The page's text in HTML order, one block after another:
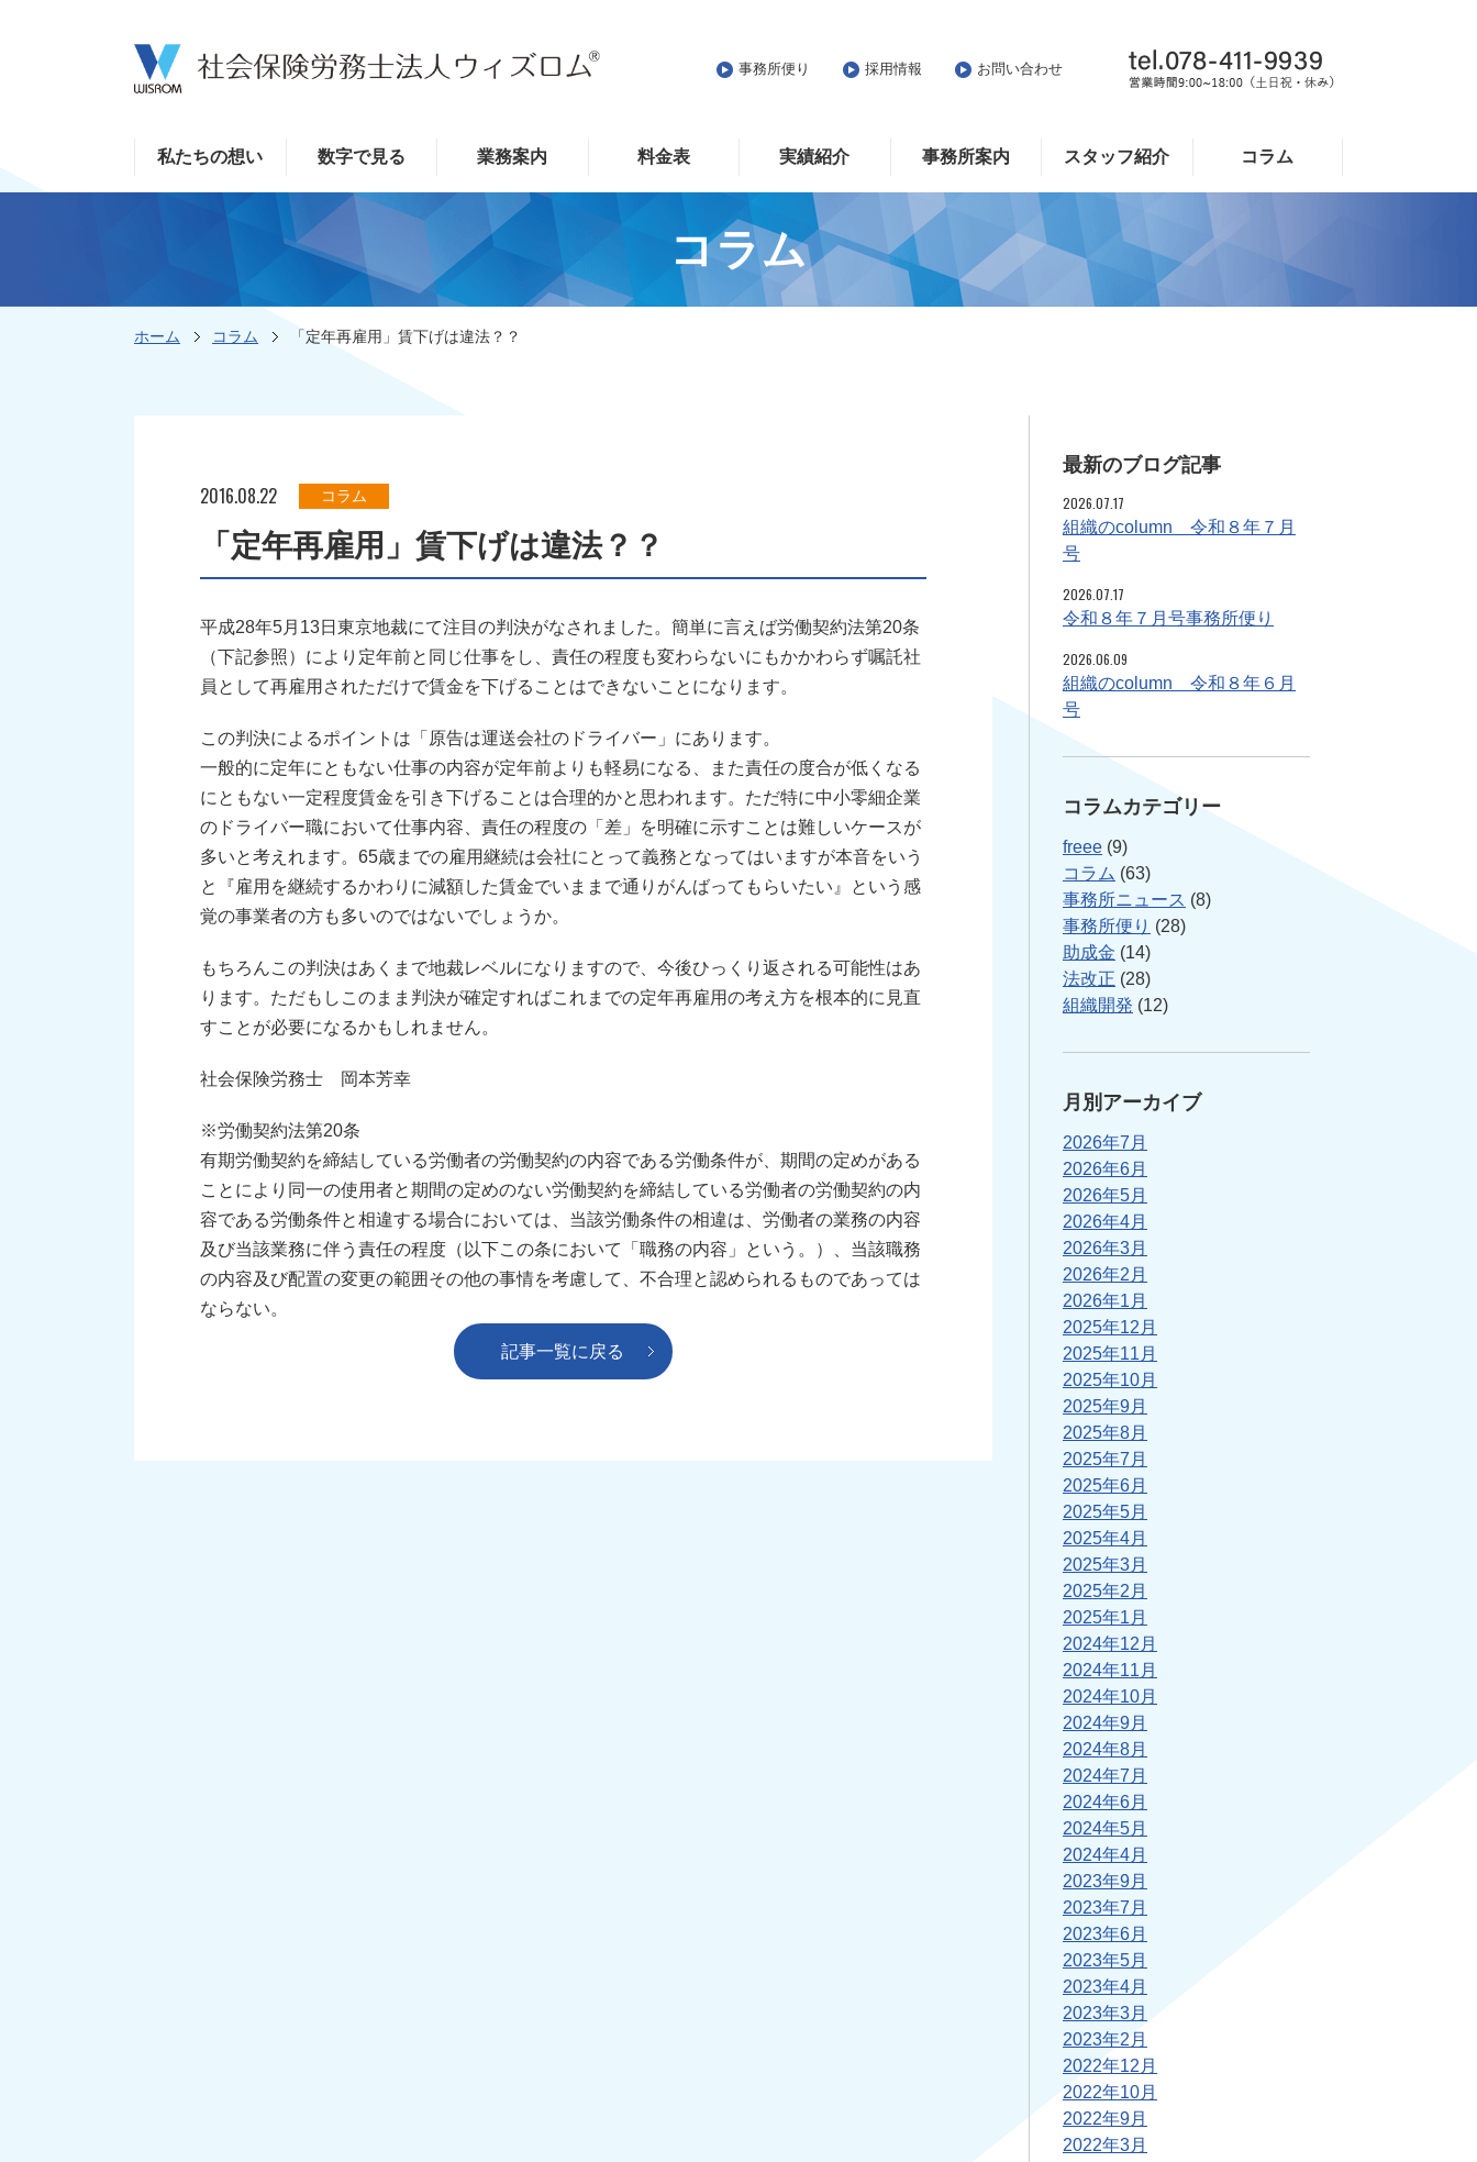
事務所便り 採用情報 お問い合わせ
私たちの想い 数字で見る 業務案内 料金表 実績紹介 事務所案内 スタッフ紹介 コラム
コラム
ホーム コラム 「定年再雇用」賃下げは違法？？
2016.08.22 コラム
「定年再雇用」賃下げは違法？？
平成28年5月13日東京地裁にて注目の判決がなされました。簡単に言えば労働契約法第20条
（下記参照）により定年前と同じ仕事をし、責任の程度も変わらないにもかかわらず嘱託社
員として再雇用されただけで賃金を下げることはできないことになります。
この判決によるポイントは「原告は運送会社のドライバー」にあります。
一般的に定年にともない仕事の内容が定年前よりも軽易になる、また責任の度合が低くなる
にともない一定程度賃金を引き下げることは合理的かと思われます。ただ特に中小零細企業
のドライバー職において仕事内容、責任の程度の「差」を明確に示すことは難しいケースが
多いと考えれます。65歳までの雇用継続は会社にとって義務となってはいますが本音をいう
と『雇用を継続するかわりに減額した賃金でいままで通りがんばってもらいたい』という感
覚の事業者の方も多いのではないでしょうか。
もちろんこの判決はあくまで地裁レベルになりますので、今後ひっくり返される可能性はあ
ります。ただもしこのまま判決が確定すればこれまでの定年再雇用の考え方を根本的に見直
すことが必要になるかもしれません。
社会保険労務士 岡本芳幸
※労働契約法第20条
有期労働契約を締結している労働者の労働契約の内容である労働条件が、期間の定めがある
ことにより同一の使用者と期間の定めのない労働契約を締結している労働者の労働契約の内
容である労働条件と相違する場合においては、当該労働条件の相違は、労働者の業務の内容
及び当該業務に伴う責任の程度（以下この条において「職務の内容」という。）、当該職務
の内容及び配置の変更の範囲その他の事情を考慮して、不合理と認められるものであっては
ならない。
記事一覧に戻る
最新のブログ記事
2026.07.17
組織のcolumn 令和８年７月
号
2026.07.17
令和８年７月号事務所便り
2026.06.09
組織のcolumn 令和８年６月
号
コラムカテゴリー
freee (9)
コラム (63)
事務所ニュース (8)
事務所便り (28)
助成金 (14)
法改正 (28)
組織開発 (12)
月別アーカイブ
2026年7月
2026年6月
2026年5月
2026年4月
2026年3月
2026年2月
2026年1月
2025年12月
2025年11月
2025年10月
2025年9月
2025年8月
2025年7月
2025年6月
2025年5月
2025年4月
2025年3月
2025年2月
2025年1月
2024年12月
2024年11月
2024年10月
2024年9月
2024年8月
2024年7月
2024年6月
2024年5月
2024年4月
2023年9月
2023年7月
2023年6月
2023年5月
2023年4月
2023年3月
2023年2月
2022年12月
2022年10月
2022年9月
2022年3月